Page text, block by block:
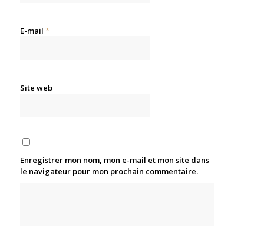
E-mail *
Site web
Enregistrer mon nom, mon e-mail et mon site dans
le navigateur pour mon prochain commentaire.